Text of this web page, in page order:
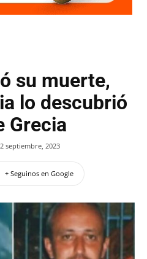
su muerte,
lo descubrió
Grecia
septiembre, 2023
+ Seguinos en Google